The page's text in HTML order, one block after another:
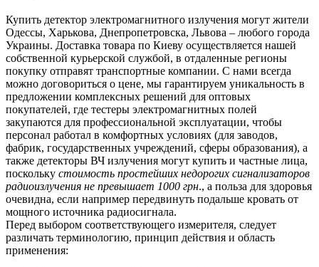
Купить детектор электромагнитного излучения могут жители
Одессы, Харькова, Днепропетровска, Львова – любого города
Украины. Доставка товара по Киеву осуществляется нашей
собственной курьерской службой, в отдаленные регионы
покупку отправят транспортные компании. С нами всегда
можно договориться о цене, мы гарантируем уникальность в
предложении комплексных решений для оптовых
покупателей, где тестеры электромагнитных полей
закупаются для профессиональной эксплуатации, чтобы
персонал работал в комфортных условиях (для заводов,
фабрик, государственных учреждений, сферы образования), а
также детекторы ВЧ излучения могут купить и частные лица,
поскольку стоимость простейших недорогих сигнализаторов
радиоизлучения не превышает 1000 грн., а польза для здоровья
очевидна, если например передвинуть подальше кровать от
мощного источника радиосигнала.
Перед выбором соответствующего измерителя, следует
различать терминологию, принцип действия и область
применения: